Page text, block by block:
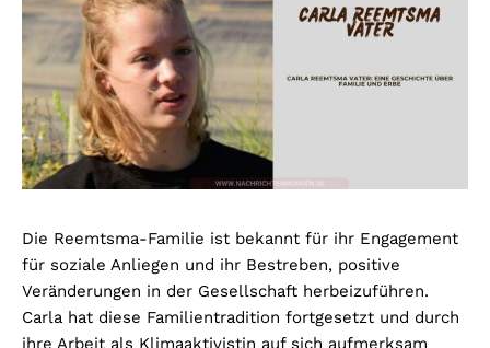
Die Reemtsma-Familie ist bekannt für ihr Engagement
für soziale Anliegen und ihr Bestreben, positive
Veränderungen in der Gesellschaft herbeizuführen.
Carla hat diese Familientradition fortgesetzt und durch
ihre Arbeit als Klimaaktivistin auf sich aufmerksam